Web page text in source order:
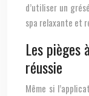
d’utiliser un
spa relaxante et
Les pièges
réussie
Même si